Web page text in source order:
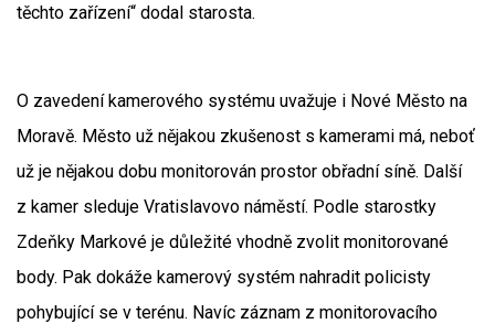
těchto zařízení“ dodal starosta.
O zavedení kamerového systému uvažuje i Nové Město na
Moravě. Město už nějakou zkušenost s kamerami má, neboť
už je nějakou dobu monitorován prostor obřadní síně. Další
z kamer sleduje Vratislavovo náměstí. Podle starostky
Zdeňky Markové je důležité vhodně zvolit monitorované
body. Pak dokáže kamerový systém nahradit policisty
pohybující se v terénu. Navíc záznam z monitorovacího